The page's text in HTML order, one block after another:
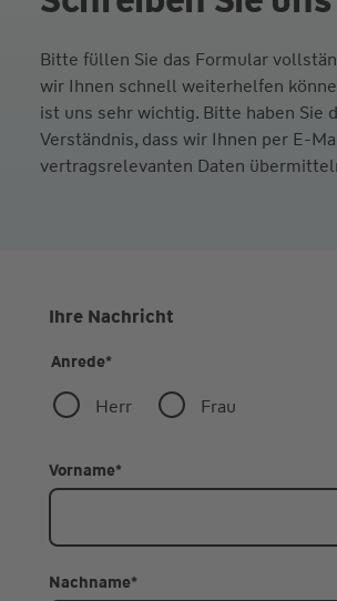
Bitte füllen Sie das Formular
wir Ihnen schnell weiterhelfen
ist uns sehr wichtig. Bitte haben Sie
Verständnis, dass wir Ihnen per E-
vertragsrelevanten Daten
Ihre Nachricht
Anrede*
Herr Frau
Vorname*
Nachname*